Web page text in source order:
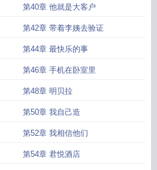
第40章 他就是大客户
第42章 带着李姨去验证
第44章 最快乐的事
第46章 手机在卧室里
第48章 明贝拉
第50章 我自己造
第52章 我相信他们
第54章 君悦酒店